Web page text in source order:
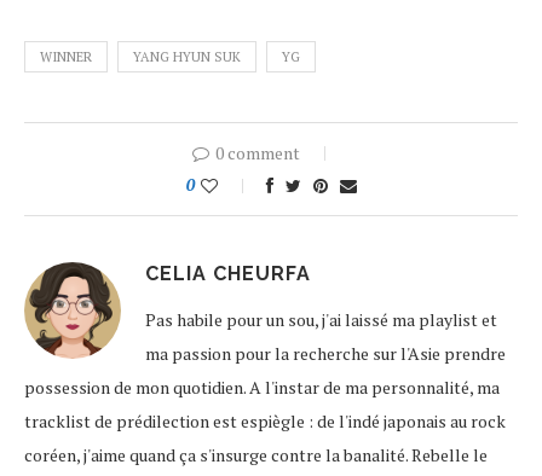
WINNER YANG HYUN SUK YG
0 comment
0
CELIA CHEURFA
Pas habile pour un sou, j'ai laissé ma playlist et
ma passion pour la recherche sur l'Asie prendre
possession de mon quotidien. A l'instar de ma personnalité, ma
tracklist de prédilection est espiègle : de l'indé japonais au rock
coréen, j'aime quand ça s'insurge contre la banalité. Rebelle le